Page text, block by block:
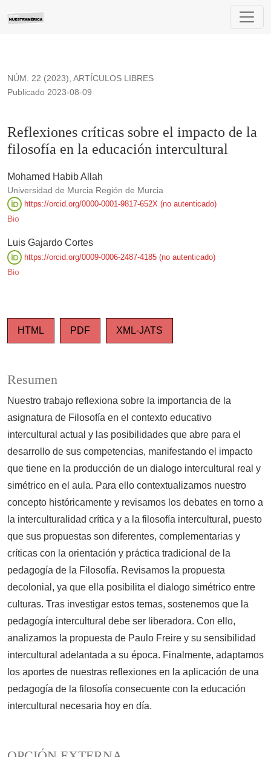
Reflexiones críticas sobre el impacto de la filosofía en la
NÚM. 22 (2023), ARTÍCULOS LIBRES
Reflexiones críticas sobre el impacto de la
filosofía en la educación intercultural
Publicado 2023-08-09
Mohamed Habib Allah
Universidad de Murcia Región de Murcia
https://orcid.org/0000-0001-9817-652X (no autenticado)
Bio
Luis Gajardo Cortes
https://orcid.org/0009-0006-2487-4185 (no autenticado)
Bio
HTML PDF XML-JATS
Resumen
Nuestro trabajo reflexiona sobre la importancia de la
asignatura de Filosofía en el contexto educativo
intercultural actual y las posibilidades que abre para el
desarrollo de sus competencias, manifestando el impacto
que tiene en la producción de un dialogo intercultural real y
simétrico en el aula. Para ello contextualizamos nuestro
concepto históricamente y revisamos los debates en torno a
la interculturalidad crítica y a la filosofía intercultural, puesto
que sus propuestas son diferentes, complementarias y
críticas con la orientación y práctica tradicional de la
pedagogía de la Filosofía. Revisamos la propuesta
decolonial, ya que ella posibilita el dialogo simétrico entre
culturas. Tras investigar estos temas, sostenemos que la
pedagogía intercultural debe ser liberadora. Con ello,
analizamos la propuesta de Paulo Freire y su sensibilidad
intercultural adelantada a su época. Finalmente, adaptamos
los aportes de nuestras reflexiones en la aplicación de una
pedagogía de la filosofía consecuente con la educación
intercultural necesaria hoy en día.